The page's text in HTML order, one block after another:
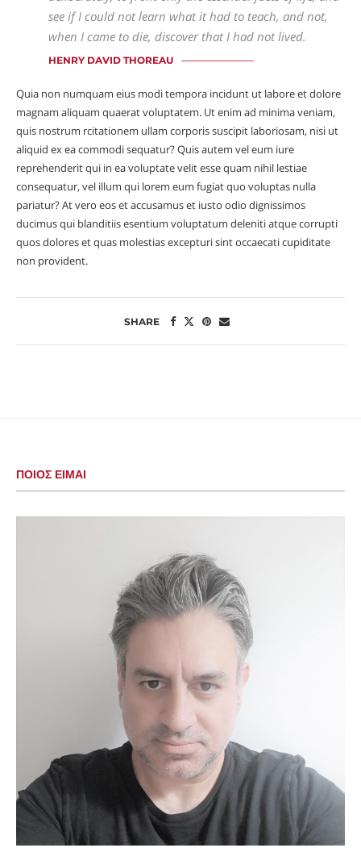
see if I could not learn what it had to teach, and not,
when I came to die, discover that I had not lived.
HENRY DAVID THOREAU
Quia non numquam eius modi tempora incidunt ut labore et dolore
magnam aliquam quaerat voluptatem. Ut enim ad minima veniam,
quis nostrum rcitationem ullam corporis suscipit laboriosam, nisi ut
aliquid ex ea commodi sequatur? Quis autem vel eum iure
reprehenderit qui in ea voluptate velit esse quam nihil lestiae
consequatur, vel illum qui lorem eum fugiat quo voluptas nulla
pariatur? At vero eos et accusamus et iusto odio dignissimos
ducimus qui blanditiis esentium voluptatum deleniti atque corrupti
quos dolores et quas molestias excepturi sint occaecati cupiditate
non provident.
SHARE
ΠΟΙΟΣ ΕΙΜΑΙ